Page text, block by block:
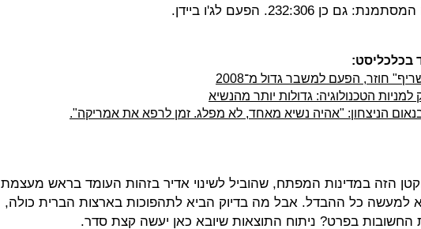
גם כן 232:306. הפעם לג'ו ביידן.
בכלכליסט:
חוזר, הפעם למשבר גדול מ־2008
למניות הטכנולוגיה: גדולות יותר מהנשיא
בנאום הניצחון: "אהיה נשיא מאחד, לא מפלג. זמן לרפא את אמריקה".
הזה במדינות המפתח, שהוביל לשינוי אדיר בזהות העומד בראש מעצמת
למעשה כל ההבדל. אבל מה בדיוק הביא לתהפוכות בארצות הברית כולה,
החשובות בפרט? ניתוח התוצאות שיובא כאן יעשה קצת סדר.